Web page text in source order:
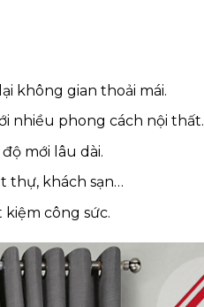
không gian thoải mái.
nhiều phong cách nội thất.
mới lâu dài.
thự, khách sạn…
công sức.